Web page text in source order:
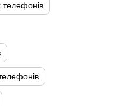
телефонів